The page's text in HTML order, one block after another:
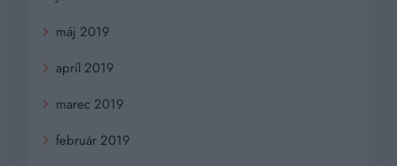
máj 2019
apríl 2019
marec 2019
február 2019